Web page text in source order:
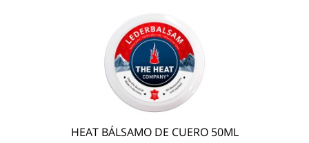
HEAT BÁLSAMO DE CUERO 50ML